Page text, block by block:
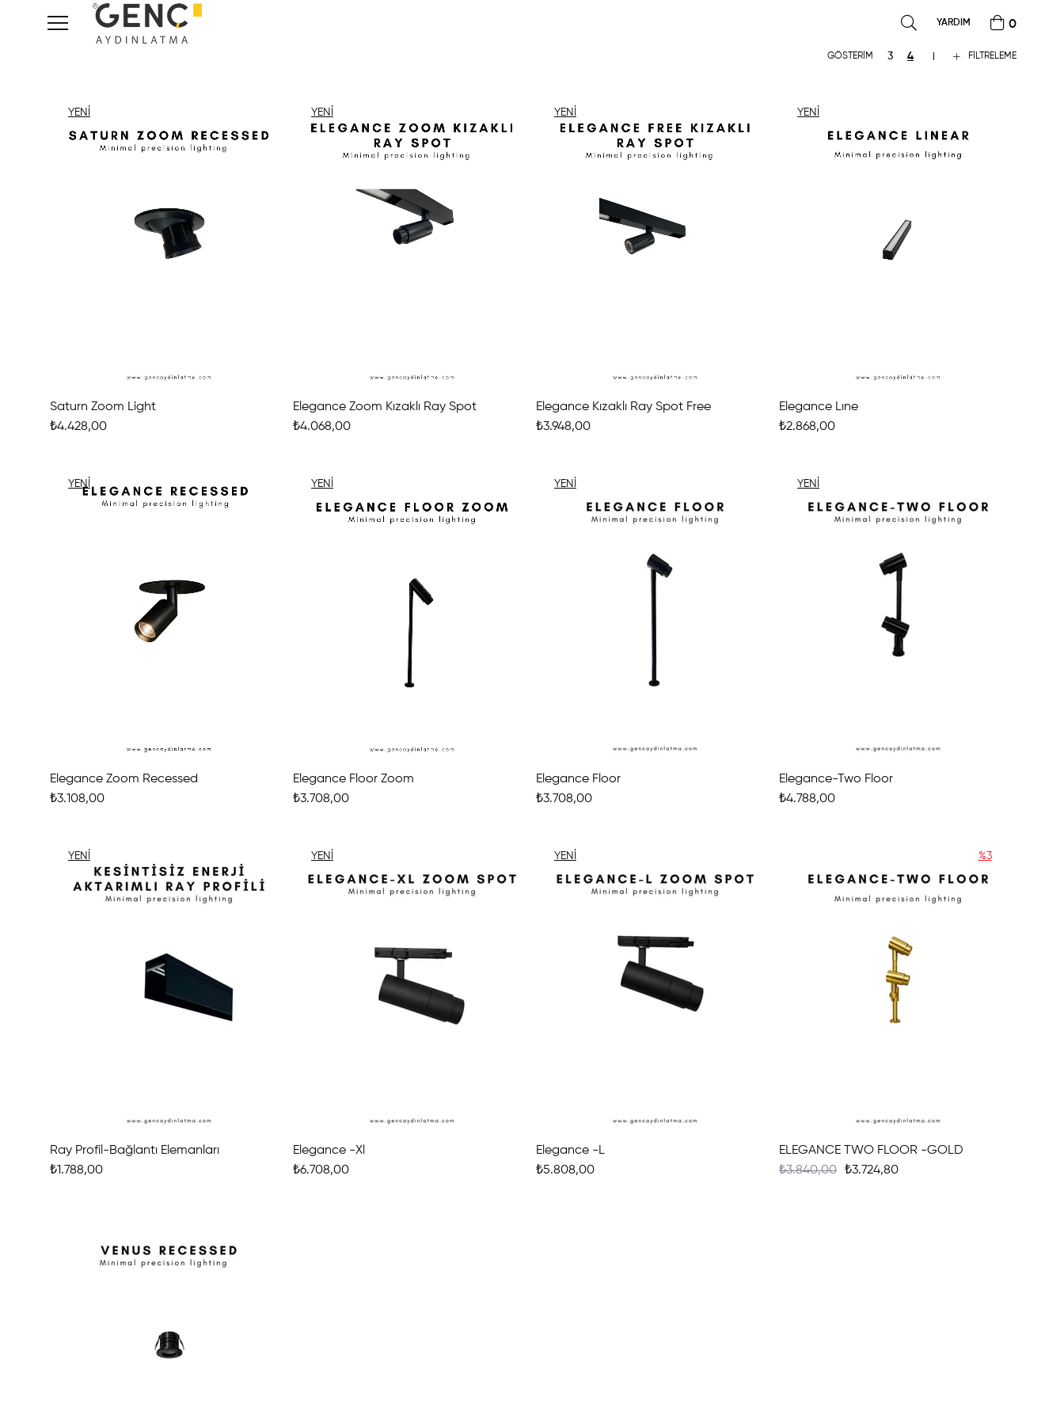
0
YARDIM
Anasayfa Tüm Ürünler
FILTRELEME
Saturn Zoom Light
₺4.428,00
YENI
ÜRÜN
Elegance Zoom Kızaklı Ray Spot
₺4.068,00
YENI
ÜRÜN
Elegance Kızaklı Ray Spot Free
₺3.948,00
YENI
ÜRÜN
Elegance Lıne
₺2.868,00
YENI
Elegance Zoom Recessed
₺3.108,00
YENI
Elegance Floor Zoom
₺3.708,00
YENI
ÜRÜN
Elegance Floor
₺3.708,00
YENI
Elegance-Two Floor
₺4.788,00
YENI
ÜRÜN
Ray Profil-Bağlantı Elemanları
₺1.788,00
YENI
Elegance -Xl
₺6.708,00
YENI
ÜRÜN
Elegance -L
₺5.808,00
YENI
ÜRÜN
ELEGANCE TWO FLOOR -GOLD
₺3.724,80
₺3.840,00
%3